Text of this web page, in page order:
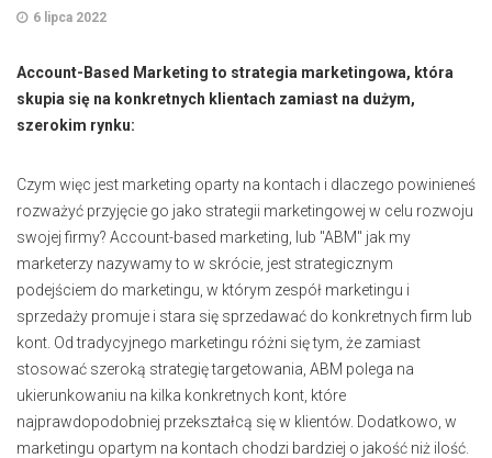
6 lipca 2022
Account-Based Marketing to strategia marketingowa, która
skupia się na konkretnych klientach zamiast na dużym,
szerokim rynku:
Czym więc jest marketing oparty na kontach i dlaczego powinieneś
rozważyć przyjęcie go jako strategii marketingowej w celu rozwoju
swojej firmy? Account-based marketing, lub "ABM" jak my
marketerzy nazywamy to w skrócie, jest strategicznym
podejściem do marketingu, w którym zespół marketingu i
sprzedaży promuje i stara się sprzedawać do konkretnych firm lub
kont. Od tradycyjnego marketingu różni się tym, że zamiast
stosować szeroką strategię targetowania, ABM polega na
ukierunkowaniu na kilka konkretnych kont, które
najprawdopodobniej przekształcą się w klientów. Dodatkowo, w
marketingu opartym na kontach chodzi bardziej o jakość niż ilość.